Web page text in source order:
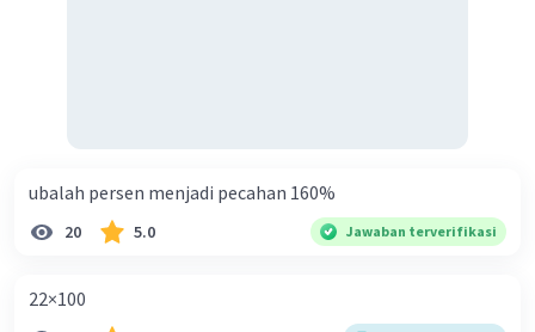
ubalah persen menjadi pecahan 160%
20 5.0 Jawaban terverifikasi
22×100